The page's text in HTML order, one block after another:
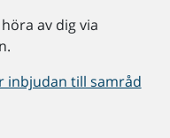
av dig via
inbjudan till samråd